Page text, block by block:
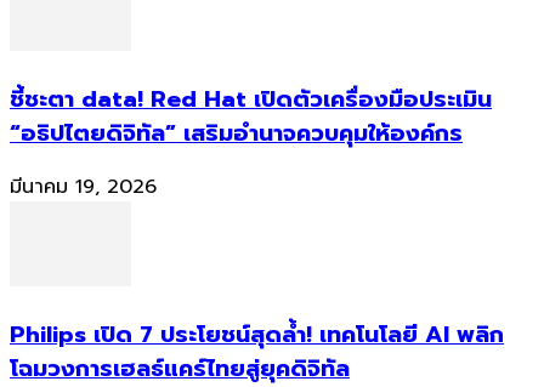
ชี้ชะตา data! Red Hat เปิดตัวเครื่องมือประเมิน
“อธิปไตยดิจิทัล” เสริมอำนาจควบคุมให้องค์กร
มีนาคม 19, 2026
Philips เปิด 7 ประโยชน์สุดล้ำ! เทคโนโลยี AI พลิก
โฉมวงการเฮลธ์แคร์ไทยสู่ยุคดิจิทัล